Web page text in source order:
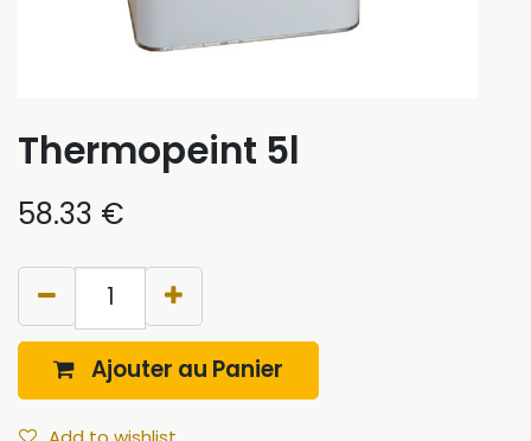
Thermopeint 5l
58.33 €
Ajouter au Panier